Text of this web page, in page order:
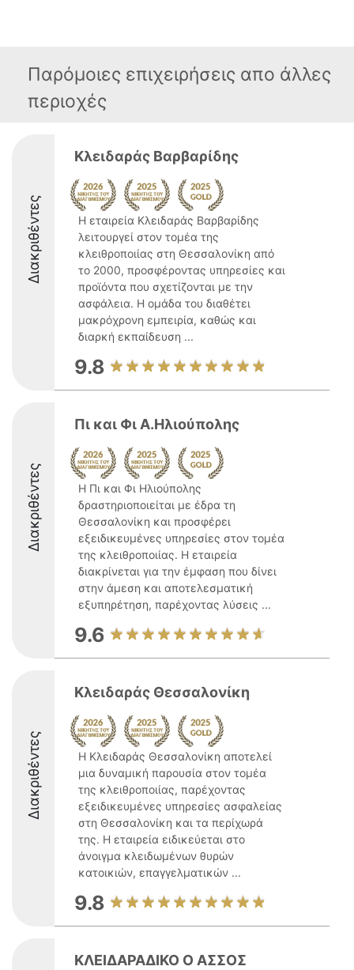
Παρόμοιες επιχειρήσεις απο άλλες
περιοχές
Διακριθέντες
Κλειδαράς Βαρβαρίδης
Η εταιρεία Κλειδαράς Βαρβαρίδης
λειτουργεί στον τομέα της
κλειθροποιίας στη Θεσσαλονίκη από
το 2000, προσφέροντας υπηρεσίες και
προϊόντα που σχετίζονται με την
ασφάλεια. Η ομάδα του διαθέτει
μακρόχρονη εμπειρία, καθώς και
διαρκή εκπαίδευση ...
9.8
Διακριθέντες
Πι και Φι Α.Ηλιούπολης
Η Πι και Φι Ηλιούπολης
δραστηριοποιείται με έδρα τη
Θεσσαλονίκη και προσφέρει
εξειδικευμένες υπηρεσίες στον τομέα
της κλειθροποιίας. Η εταιρεία
διακρίνεται για την έμφαση που δίνει
στην άμεση και αποτελεσματική
εξυπηρέτηση, παρέχοντας λύσεις ...
9.6
Διακριθέντες
Κλειδαράς Θεσσαλονίκη
Η Κλειδαράς Θεσσαλονίκη αποτελεί
μια δυναμική παρουσία στον τομέα
της κλειθροποιίας, παρέχοντας
εξειδικευμένες υπηρεσίες ασφαλείας
στη Θεσσαλονίκη και τα περίχωρά
της. Η εταιρεία ειδικεύεται στο
άνοιγμα κλειδωμένων θυρών
κατοικιών, επαγγελματικών ...
9.8
ΚΛΕΙΔΑΡΑΔΙΚΟ Ο ΑΣΣΟΣ